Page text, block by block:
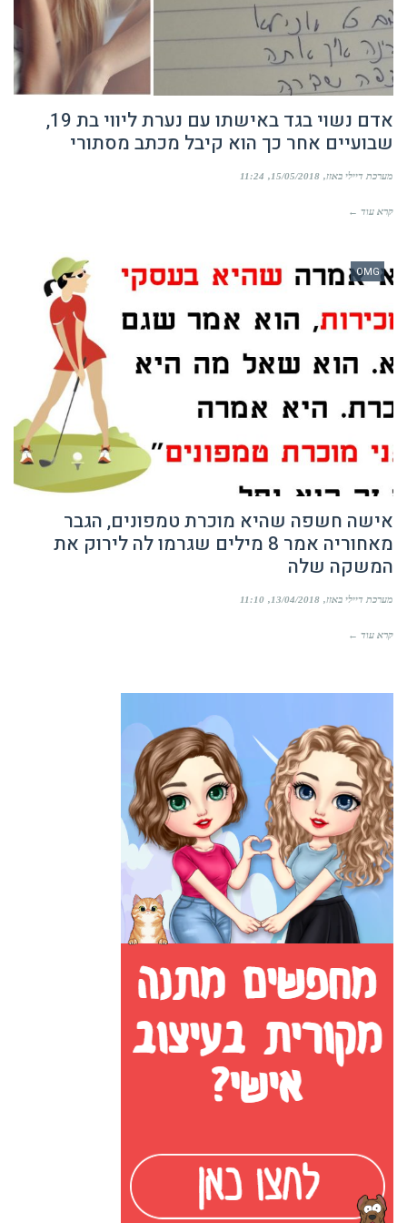
אדם נשוי בגד באישתו עם נערת ליווי בת 19,
שבועיים אחר כך הוא קיבל מכתב מסתורי
מערכת דיילי באזז 15/05/2018
11:24
קרא עוד ←
OMG
אישה חשפה שהיא מוכרת טמפונים, הגבר
מאחוריה אמר 8 מילים שגרמו לה לירוק את
המשקה שלה
מערכת דיילי באזז 13/04/2018
11:10
קרא עוד ←